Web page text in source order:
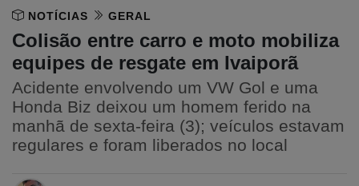
NOTÍCIAS GERAL
Colisão entre carro e moto mobiliza
equipes de resgate em Ivaiporã
Acidente envolvendo um VW Gol e uma
Honda Biz deixou um homem ferido na
manhã de sexta-feira (3); veículos estavam
regulares e foram liberados no local